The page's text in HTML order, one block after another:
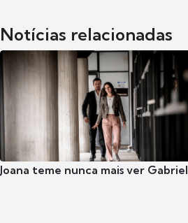
Notícias relacionadas
Joana teme nunca mais ver Gabriel